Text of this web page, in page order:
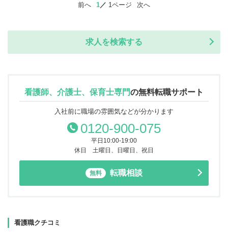
前へ 1 1ページ 次へ
求人を検索する
看護師、介護士、保育士専門の無料転職サポート
入社前に職場の雰囲気などが分かります
0120-900-075
平日10:00-19:00
休日 土曜日、日曜日、祝日
無料 転職相談
看護職クチコミ